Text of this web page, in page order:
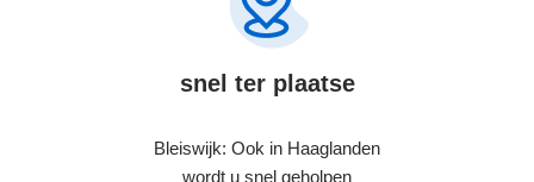
snel ter plaatse
Bleiswijk: Ook in Haaglanden
wordt u snel geholpen